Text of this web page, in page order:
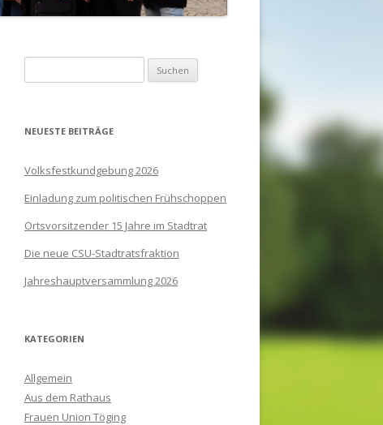
nach:
NEUESTE BEITRÄGE
Volksfestkundgebung 2026
Einladung zum politischen Frühschoppen
Ortsvorsitzender 15 Jahre im Stadtrat
Die neue CSU-Stadtratsfraktion
Jahreshauptversammlung 2026
KATEGORIEN
Allgemein
Aus dem Rathaus
Frauen Union Töging